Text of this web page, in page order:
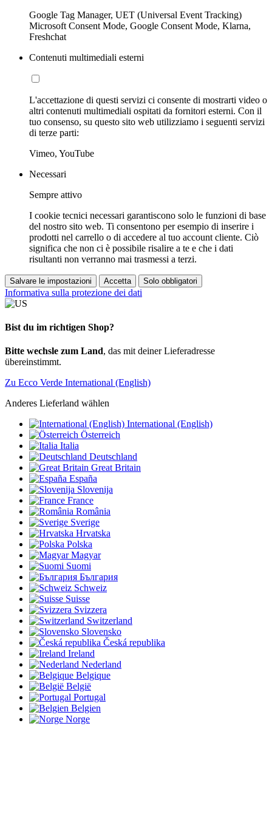
Google Tag Manager, UET (Universal Event Tracking)
Microsoft Consent Mode, Google Consent Mode, Klarna,
Freshchat
Contenuti multimediali esterni
L'accettazione di questi servizi ci consente di mostrarti video o
altri contenuti multimediali ospitati da fornitori esterni. Con il
tuo consenso, su questo sito web utilizziamo i seguenti servizi
di terze parti:
Vimeo, YouTube
Necessari
Sempre attivo
I cookie tecnici necessari garantiscono solo le funzioni di base
del nostro sito web. Ti consentono per esempio di inserire i
prodotti nel carrello o di accedere al tuo account cliente. Ciò
significa che non ci è possibile risalire a te e che i dati
risultanti non verranno mai trasmessi a terzi.
Salvare le impostazioni Accetta Solo obbligatori
Informativa sulla protezione dei dati
Bist du im richtigen Shop?
Bitte wechsle zum Land, das mit deiner Lieferadresse
übereinstimmt.
Zu Ecco Verde International (English)
Anderes Lieferland wählen
International (English)
Österreich
Italia
Deutschland
Great Britain
España
Slovenija
France
România
Sverige
Hrvatska
Polska
Magyar
Suomi
България
Schweiz
Suisse
Svizzera
Switzerland
Slovensko
Česká republika
Ireland
Nederland
Belgique
België
Portugal
Belgien
Norge